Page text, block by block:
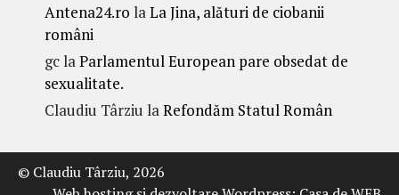
Antena24.ro la La Jina, alături de ciobanii
români
gcla Parlamentul European pare obsedat de
sexualitate.
Claudiu Târziu la Refondăm Statul Român
© Claudiu Târziu, 2026